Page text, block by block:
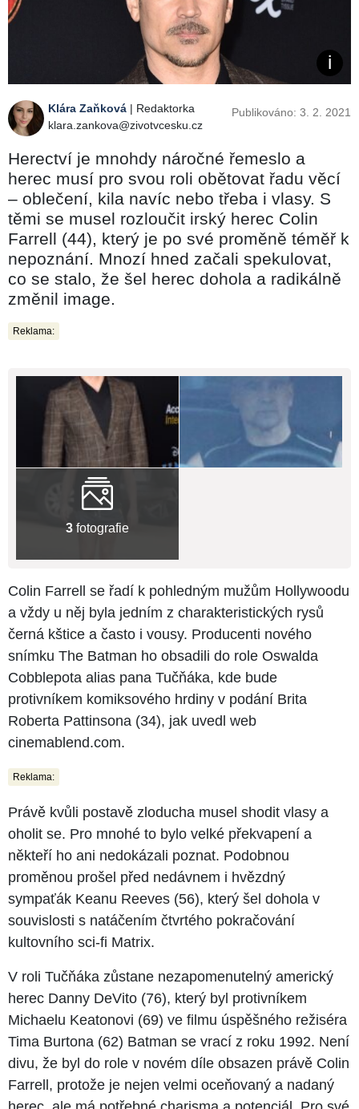
Klára Zaňková | Redaktorka
klara.zankova@zivotvcesku.cz
Publikováno: 3. 2. 2021
Herectví je mnohdy náročné řemeslo a
herec musí pro svou roli obětovat řadu věcí
– oblečení, kila navíc nebo třeba i vlasy. S
těmi se musel rozloučit irský herec Colin
Farrell (44), který je po své proměně téměř k
nepoznání. Mnozí hned začali spekulovat,
co se stalo, že šel herec dohola a radikálně
změnil image.
Reklama:
3 fotografie
Colin Farrell se řadí k pohledným mužům Hollywoodu
a vždy u něj byla jedním z charakteristických rysů
černá kštice a často i vousy. Producenti nového
snímku The Batman ho obsadili do role Oswalda
Cobblepota alias pana Tučňáka, kde bude
protivníkem komiksového hrdiny v podání Brita
Roberta Pattinsona (34), jak uvedl web
cinemablend.com.
Reklama:
Právě kvůli postavě zloducha musel shodit vlasy a
oholit se. Pro mnohé to bylo velké překvapení a
někteří ho ani nedokázali poznat. Podobnou
proměnou prošel před nedávnem i hvězdný
sympaťák Keanu Reeves (56), který šel dohola v
souvislosti s natáčením čtvrtého pokračování
kultovního sci-fi Matrix.
V roli Tučňáka zůstane nezapomenutelný americký
herec Danny DeVito (76), který byl protivníkem
Michaelu Keatonovi (69) ve filmu úspěšného režiséra
Tima Burtona (62) Batman se vrací z roku 1992. Není
divu, že byl do role v novém díle obsazen právě Colin
Farrell, protože je nejen velmi oceňovaný a nadaný